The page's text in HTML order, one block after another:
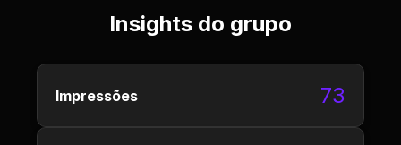
Insights do grupo
Impressões 73